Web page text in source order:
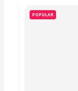
POPULAR